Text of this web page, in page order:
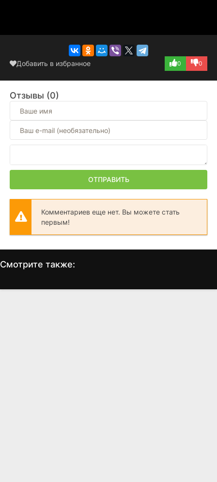
Добавить в избранное 0 0
Отзывы (0)
ОТПРАВИТЬ
Комментариев еще нет. Вы можете стать
первым!
Смотрите также:
Звёздные Врата:
Звездные врата: